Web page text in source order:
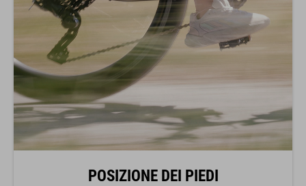
POSIZIONE DEI PIEDI